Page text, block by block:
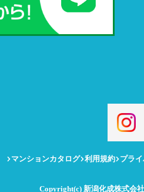
マンションカタログ 利用規約 プラ
Copyright(c) 新潟化成株式会